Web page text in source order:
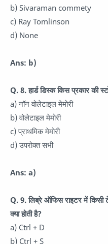
b) Sivaraman commety
c) Ray Tomlinson
d) None
Ans: b)
Q. 8. हार्ड डिस्क किस प्रकार की
a) नॉन वोलेटाइल मेमोरी
b) वोलेटाइल मेमोरी
c) प्राथमिक मेमोरी
d) उपरोक्त सभी
Ans: a)
Q. 9. लिब्रे ऑफिस राइटर में
क्या होती है?
a) Ctrl + D
b) Ctrl + S